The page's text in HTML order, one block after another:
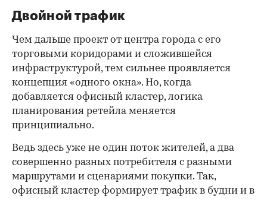
Двойной трафик
Чем дальше проект от центра города с его
торговыми коридорами и сложившейся
инфраструктурой, тем сильнее проявляется
концепция «одного окна». Но, когда
добавляется офисный кластер, логика
планирования ретейла меняется
принципиально.
Ведь здесь уже не один поток жителей, а два
совершенно разных потребителя с разными
маршрутами и сценариями покупки. Так,
офисный кластер формирует трафик в будни и в